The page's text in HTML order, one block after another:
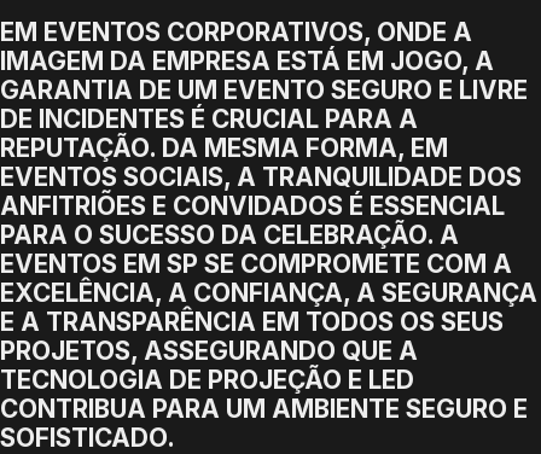
EM EVENTOS CORPORATIVOS, ONDE A
IMAGEM DA EMPRESA ESTÁ EM JOGO, A
GARANTIA DE UM EVENTO SEGURO E LIVRE
DE INCIDENTES É CRUCIAL PARA A
REPUTAÇÃO. DA MESMA FORMA, EM
EVENTOS SOCIAIS, A TRANQUILIDADE DOS
ANFITRIÕES E CONVIDADOS É ESSENCIAL
PARA O SUCESSO DA CELEBRAÇÃO. A
EVENTOS EM SP SE COMPROMETE COM A
EXCELÊNCIA, A CONFIANÇA, A SEGURANÇA
E A TRANSPARÊNCIA EM TODOS OS SEUS
PROJETOS, ASSEGURANDO QUE A
TECNOLOGIA DE PROJEÇÃO E LED
CONTRIBUA PARA UM AMBIENTE SEGURO E
SOFISTICADO.